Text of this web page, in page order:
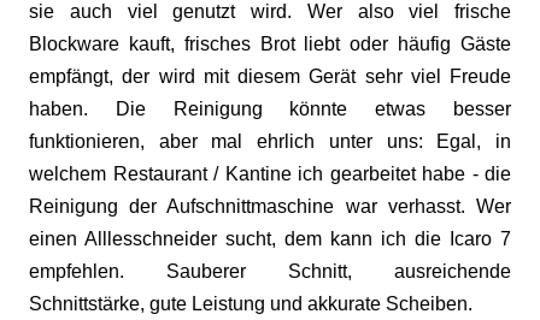
sie auch viel genutzt wird. Wer also viel frische
Blockware kauft, frisches Brot liebt oder häufig Gäste
empfängt, der wird mit diesem Gerät sehr viel Freude
haben. Die Reinigung könnte etwas besser
funktionieren, aber mal ehrlich unter uns: Egal, in
welchem Restaurant / Kantine ich gearbeitet habe - die
Reinigung der Aufschnittmaschine war verhasst. Wer
einen Alllesschneider sucht, dem kann ich die Icaro 7
empfehlen. Sauberer Schnitt, ausreichende
Schnittstärke, gute Leistung und akkurate Scheiben.